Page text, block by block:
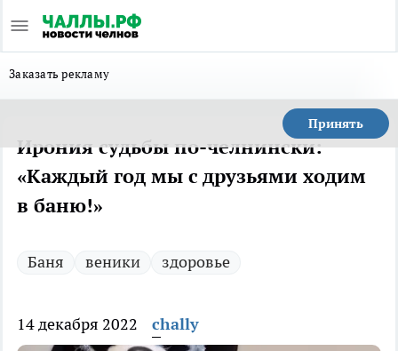
Заказать рекламу
Принять
Ирония судьбы по-челнински:
«Каждый год мы с друзьями ходим
в баню!»
Баня веники здоровье
14 декабря 2022 chally